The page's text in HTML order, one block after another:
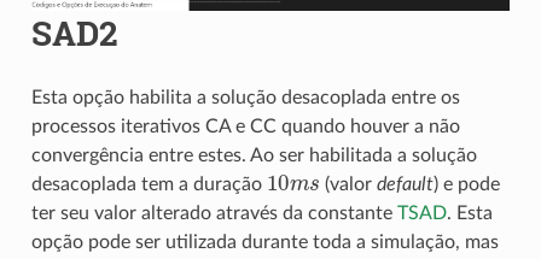
SAD2
Esta opção habilita a solução desacoplada entre os
processos iterativos CA e CC quando houver a não
convergência entre estes. Ao ser habilitada a solução
desacoplada tem a duração 10 (valordefault) e pode
ter seu valor alterado através da constante TSAD. Esta
opção pode ser utilizada durante toda a simulação, mas